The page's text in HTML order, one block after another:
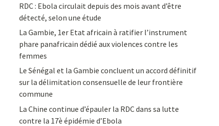
RDC : Ebola circulait depuis des mois avant d’être
détecté, selon une étude
La Gambie, 1er Etat africain à ratifier l’instrument
phare panafricain dédié aux violences contre les
femmes
Le Sénégal et la Gambie concluent un accord définitif
sur la délimitation consensuelle de leur frontière
commune
La Chine continue d’épauler la RDC dans sa lutte
contre la 17è épidémie d’Ebola